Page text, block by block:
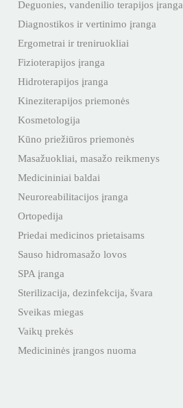
Deguonies, vandenilio terapijos įranga
Diagnostikos ir vertinimo įranga
Ergometrai ir treniruokliai
Fizioterapijos įranga
Hidroterapijos įranga
Kineziterapijos priemonės
Kosmetologija
Kūno priežiūros priemonės
Masažuokliai, masažo reikmenys
Medicininiai baldai
Neuroreabilitacijos įranga
Ortopedija
Priedai medicinos prietaisams
Sauso hidromasažo lovos
SPA įranga
Sterilizacija, dezinfekcija, švara
Sveikas miegas
Vaikų prekės
Medicininės įrangos nuoma